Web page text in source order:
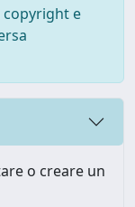
copyright e
o creare un